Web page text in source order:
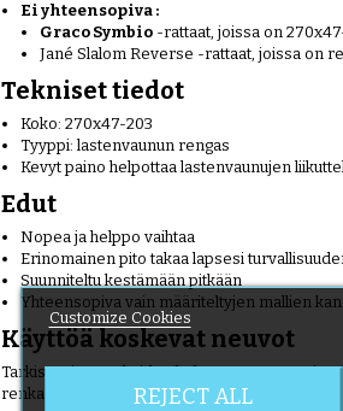
Ei yhteensopiva :
Graco Symbio -rattaat, joissa on
Jané Slalom Reverse -rattaat, joissa on
Tekniset tiedot
Koko: 270x47-203
Tyyppi: lastenvaunun rengas
Kevyt paino helpottaa lastenvaunujen
Edut
Nopea ja helppo vaihtaa
Erinomainen pito takaa lapsesi
Suunniteltu kestämään pitkään
Yhteensopiva vain määriteltyjen mallien
Käyttöä koskevat neuvot
Tarkista aina renkaiden koko ennen
renkaat.
Customize Cookies
REJECT ALL